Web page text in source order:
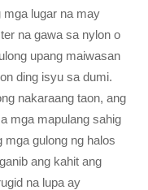
mga lugar na may
na gawa sa nylon o
upang maiwasan
ding isyu sa dumi.
nakaraang taon, ang
mga mapulang sahig
mga gulong ng halos
ang kahit ang
na lupa ay